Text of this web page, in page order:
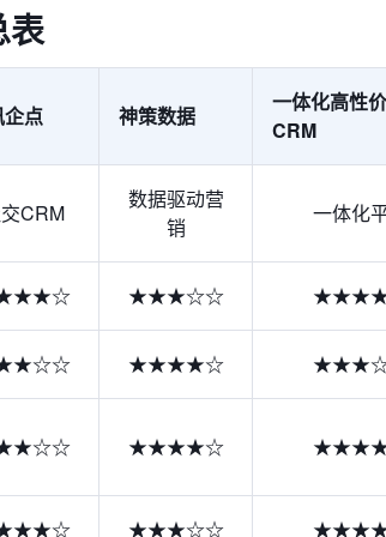
表
点 神策数据
一体化高性
CRM
CRM
数据驱动营
销
一体化
★★★☆☆
★★★★☆
★★★★☆
★★★☆☆